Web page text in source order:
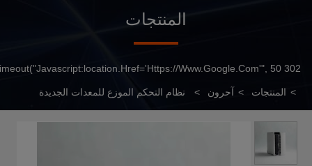
المنتجات
302 SetTimeout("javascript:location.href='https://www.google.com'", 50);
> المنتجات > آحرون > نظام التحكم الموزع للمعدات الجديدة
7+E205+V991 SA3-043-7.5K/11KF-01 ACS580-001-46A-4+J425
6GK7343-1GX21-0XE0 20G1ANC170JA0NNNNNN